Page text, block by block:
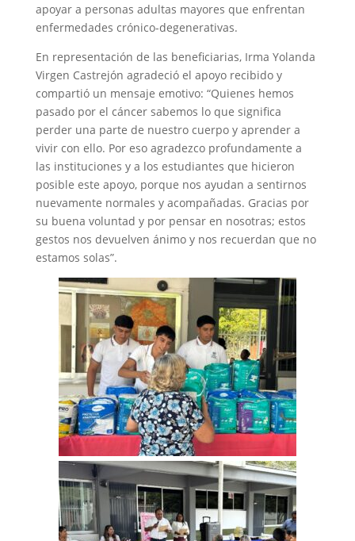
apoyar a personas adultas mayores que enfrentan
enfermedades crónico-degenerativas.
En representación de las beneficiarias, Irma Yolanda
Virgen Castrejón agradeció el apoyo recibido y
compartió un mensaje emotivo: “Quienes hemos
pasado por el cáncer sabemos lo que significa
perder una parte de nuestro cuerpo y aprender a
vivir con ello. Por eso agradezco profundamente a
las instituciones y a los estudiantes que hicieron
posible este apoyo, porque nos ayudan a sentirnos
nuevamente normales y acompañadas. Gracias por
su buena voluntad y por pensar en nosotras; estos
gestos nos devuelven ánimo y nos recuerdan que no
estamos solas”.